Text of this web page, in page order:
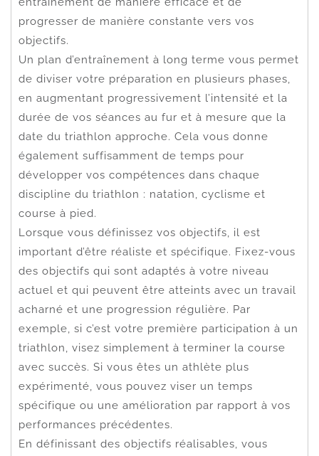
progresser de manière constante vers vos
objectifs.
Un plan d’entraînement à long terme vous permet
de diviser votre préparation en plusieurs phases,
en augmentant progressivement l’intensité et la
durée de vos séances au fur et à mesure que la
date du triathlon approche. Cela vous donne
également suffisamment de temps pour
développer vos compétences dans chaque
discipline du triathlon : natation, cyclisme et
course à pied.
Lorsque vous définissez vos objectifs, il est
important d’être réaliste et spécifique. Fixez-vous
des objectifs qui sont adaptés à votre niveau
actuel et qui peuvent être atteints avec un travail
acharné et une progression régulière. Par
exemple, si c’est votre première participation à un
triathlon, visez simplement à terminer la course
avec succès. Si vous êtes un athlète plus
expérimenté, vous pouvez viser un temps
spécifique ou une amélioration par rapport à vos
performances précédentes.
En définissant des objectifs réalisables, vous